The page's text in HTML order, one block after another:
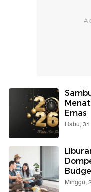
Emas
Rabu,
Minggu,